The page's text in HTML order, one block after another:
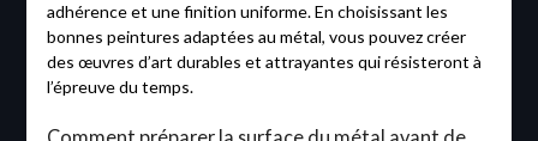
adhérence et une finition uniforme. En choisissant les
bonnes peintures adaptées au métal, vous pouvez créer
des œuvres d’art durables et attrayantes qui résisteront à
l’épreuve du temps.